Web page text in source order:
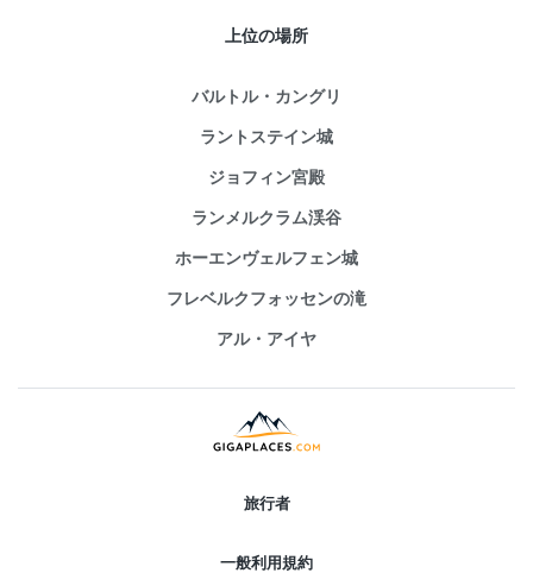
上位の場所
バルトル・カングリ
ラントステイン城
ジョフィン宮殿
ランメルクラム渓谷
ホーエンヴェルフェン城
フレベルクフォッセンの滝
アル・アイヤ
旅行者
一般利用規約